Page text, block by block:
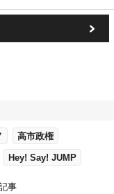
高市政権
Hey! Say! JUMP
事